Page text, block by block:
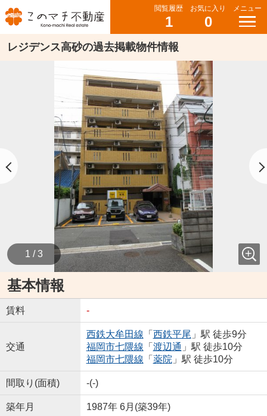
閲覧履歴
1
お気に入り
0
メニュー
レジデンス高砂の過去掲載物件情報
1 / 3
基本情報
賃料 -
交通
西鉄大牟田線 「 西鉄平尾 」駅 徒歩9分
福岡市七隈線 「 渡辺通 」駅 徒歩10分
福岡市七隈線 「 薬院 」駅 徒歩10分
間取り(面積) -(-)
築年月 1987年 6月(築39年)